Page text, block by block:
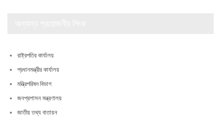
রাষ্ট্রপতির কার্যালয়
প্রধানমন্ত্রীর কার্যালয়
মন্ত্রিপরিষদ বিভাগ
জনপ্রশাসন মন্ত্রণালয়
জাতীয় তথ্য বাতায়ন